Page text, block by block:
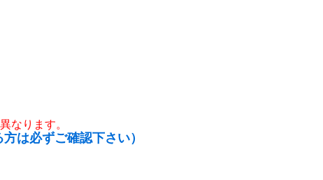
なります。
は必ずご確認下さい）